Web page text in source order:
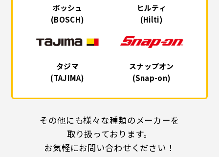
ボッシュ
(BOSCH)
ヒルティ
(Hilti)
タジマ
(TAJIMA)
スナップオン
(Snap-on)
その他にも様々な種類のメーカーを
取り扱っております。
お気軽にお問い合わせください！